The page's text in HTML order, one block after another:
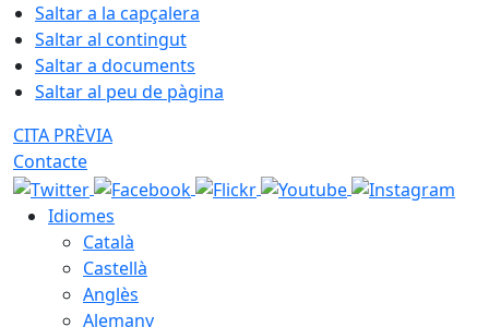
Saltar a la capçalera
Saltar al contingut
Saltar a documents
Saltar al peu de pàgina
CITA PRÈVIA
Contacte
Idiomes
Català
Castellà
Anglès
Alemany